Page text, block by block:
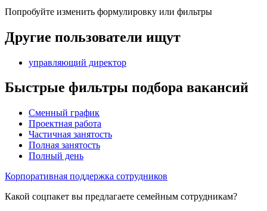
Попробуйте изменить формулировку или фильтры
Другие пользователи ищут
управляющий директор
Быстрые фильтры подбора вакансий
Сменный график
Проектная работа
Частичная занятость
Полная занятость
Полный день
Корпоративная поддержка сотрудников
Какой соцпакет вы предлагаете семейным сотрудникам?